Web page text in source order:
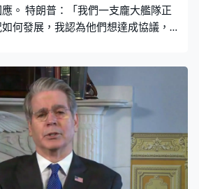
。 特朗普：「我們一支龐大艦隊正
何發展，我認為他們想達成協議，
中東。路透社引述官員消息，美國
喬治華盛頓號或美國東岸的布殊
中東。